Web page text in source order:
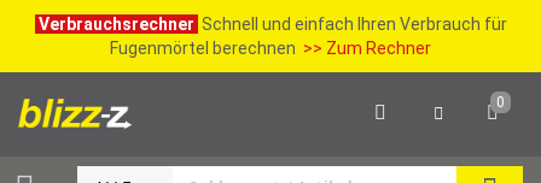
Verbrauchsrechner Schnell und einfach Ihren Verbrauch für
Fugenmörtel berechnen >> Zum Rechner
0